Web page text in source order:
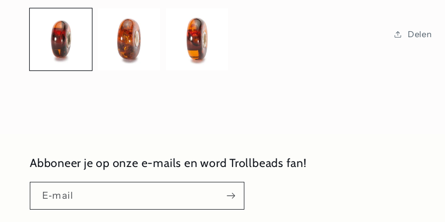
Delen
Abboneer je op onze e-mails en word Trollbeads fan!
E‑mail